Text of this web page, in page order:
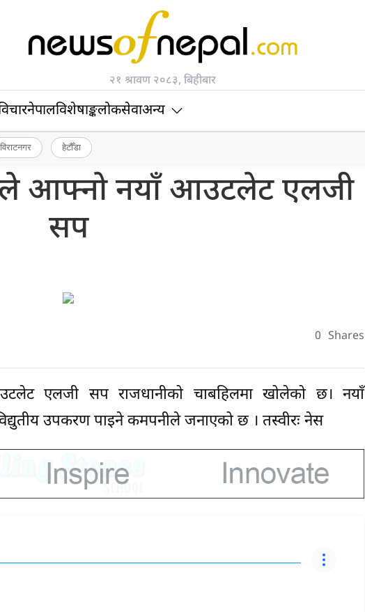
२१ श्रावण २०८३, बिहीबार
नेपालविशेषाङ्कलोकसेवाअन्य
विराटनगर हेटौँडा
आफ्नो नयाँ आउटलेट एलजी
सप
0 Shares
एलजी सप राजधानीको चाबहिलमा खोलेको छ। नयाँ
उपकरण पाइने कमपनीले जनाएको छ । तस्वीरः नेस